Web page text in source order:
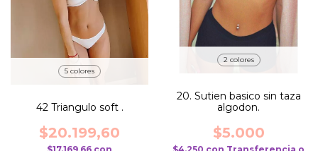
5 colores
42 Triangulo soft .
$20.199,60
2 colores
20. Sutien basico sin taza
algodon.
$5.000